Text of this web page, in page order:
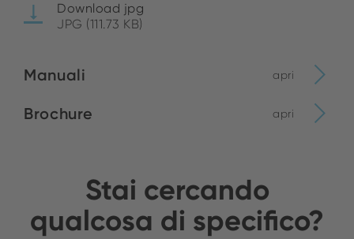
Download jpg
JPG (111.73 KB)
Manuali apri
Brochure apri
Stai cercando
qualcosa di specifico?